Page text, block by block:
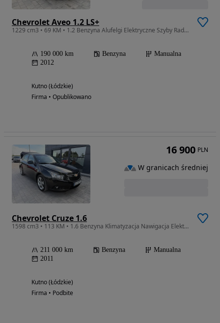
Chevrolet Aveo 1.2 LS+
1229 cm3 • 69 KM • 1.2 Benzyna Alufelgi Elektryczne Szyby Radio CD Kredyt
190 000 km Benzyna
Manualna
2012
Kutno (Łódzkie)
Firma • Opublikowano
Chevrolet Cruze 1.6
1598 cm3 • 113 KM • 1.6 Benzyna Klimatyzacja Nawigacja Elektryczne Szyby
211 000 km Benzyna
Manualna
2011
Kutno (Łódzkie)
Firma • Podbite
16 900 PLN
W granicach średniej